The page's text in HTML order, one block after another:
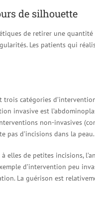
de silhouette
de retirer une quantité
Les patients qui
catégories
invasive est
non-invasives
pas d’incisions dans la peau.
elles de petites incisions,
d’intervention peu
La guérison est